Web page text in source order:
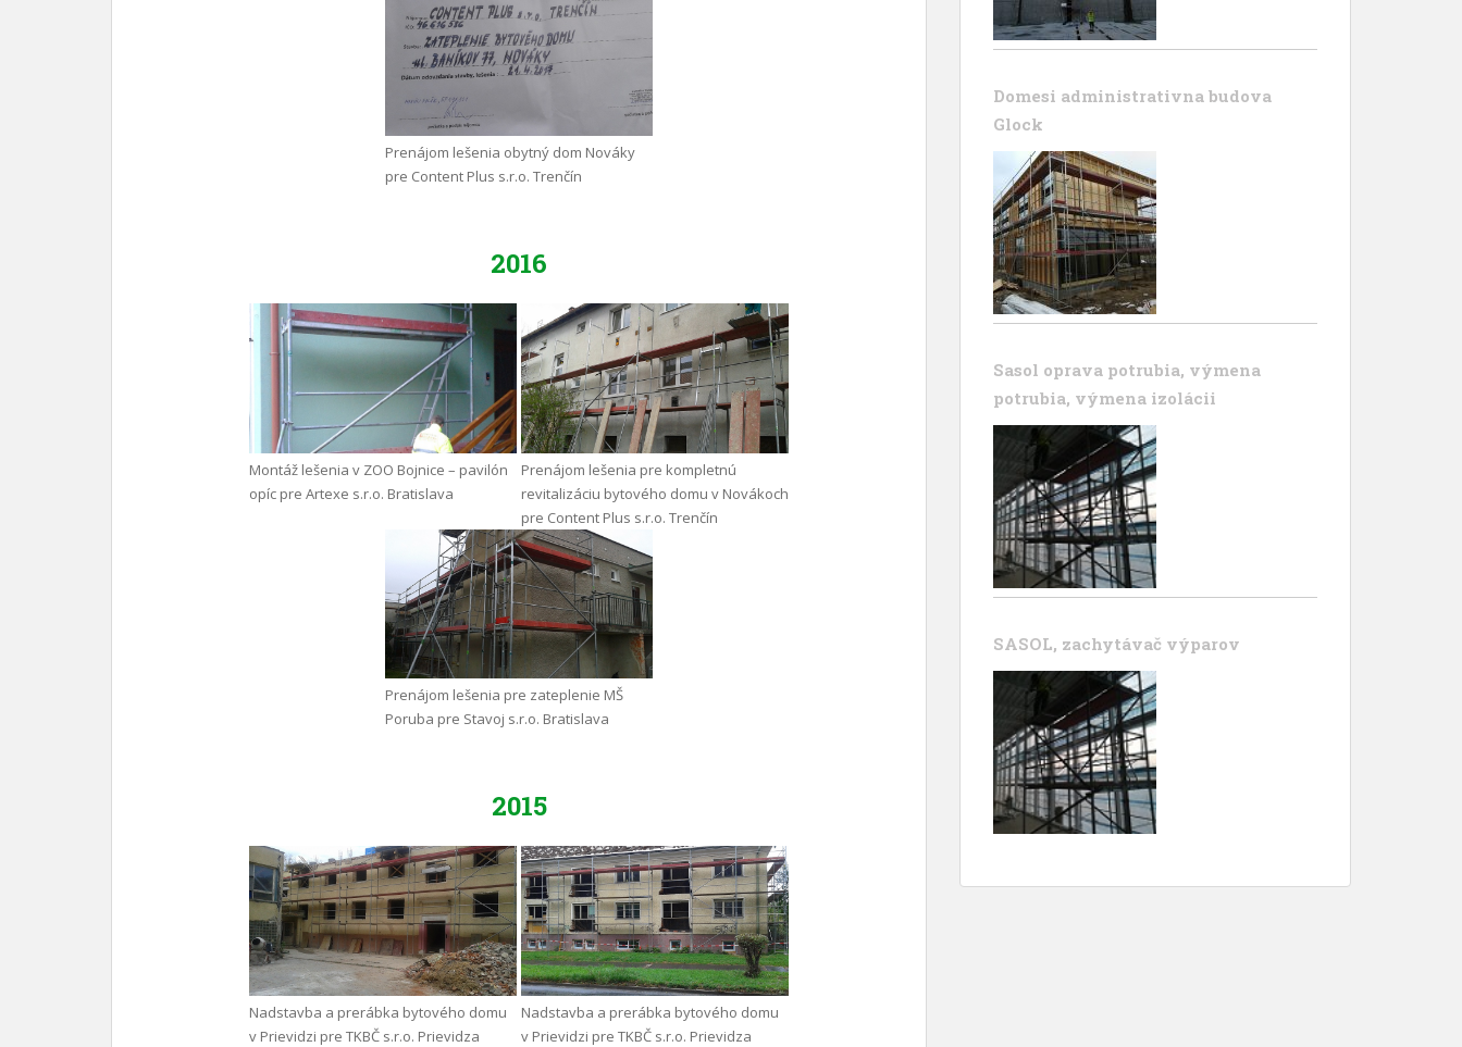
Prenájom lešenia obytný dom Nováky
pre Content Plus s.r.o. Trenčín
2016
Montáž lešenia v ZOO Bojnice – pavilón
opíc pre Artexe s.r.o. Bratislava
Prenájom lešenia pre kompletnú
revitalizáciu bytového domu v Novákoch
pre Content Plus s.r.o. Trenčín
Prenájom lešenia pre zateplenie MŠ
Poruba pre Stavoj s.r.o. Bratislava
2015
Nadstavba a prerábka bytového domu
v Prievidzi pre TKBČ s.r.o. Prievidza
Nadstavba a prerábka bytového domu
v Prievidzi pre TKBČ s.r.o. Prievidza
Domesi administrativna budova
Glock
Sasol oprava potrubia, výmena
potrubia, výmena izolácii
SASOL, zachytávač výparov